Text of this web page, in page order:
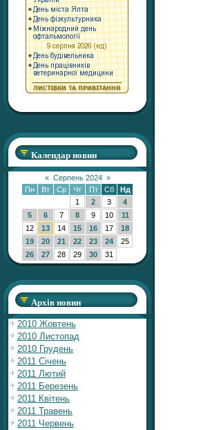
Календар новин
« Серпень 2024 »
Пн
Вт Ср Чт Пт Сб
Нд
1
2 3
4
5
6 7 8 9 10
11
12
13 14 15 16 17
18
19
20 21 22 23 24
25
26
27 28 29 30 31
Архів новин
2010 Жовтень
2010 Листопад
2010 Грудень
2011 Січень
2011 Лютий
2011 Березень
2011 Квітень
2011 Травень
2011 Червень